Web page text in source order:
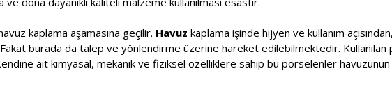
kaplama aşamasına geçilir. Havuz kaplama işinde hijyen ve kullanım
Fakat burada da talep ve yönlendirme üzerine hareket edilebilmektedir.
ait kimyasal, mekanik ve fiziksel özelliklere sahip bu porselenler havuzunun